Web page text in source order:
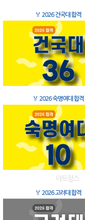
🏅 2026 건국대 합격
🏅 2026 숙명여대 합격
🏅 2026 고려대 합격